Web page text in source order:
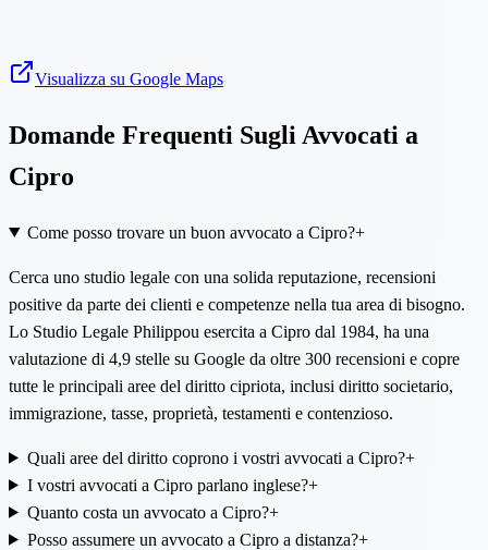
Visualizza su Google Maps
Domande Frequenti Sugli Avvocati a
Cipro
Come posso trovare un buon avvocato a Cipro?+
Cerca uno studio legale con una solida reputazione, recensioni
positive da parte dei clienti e competenze nella tua area di bisogno.
Lo Studio Legale Philippou esercita a Cipro dal 1984, ha una
valutazione di 4,9 stelle su Google da oltre 300 recensioni e copre
tutte le principali aree del diritto cipriota, inclusi diritto societario,
immigrazione, tasse, proprietà, testamenti e contenzioso.
Quali aree del diritto coprono i vostri avvocati a Cipro?+
I vostri avvocati a Cipro parlano inglese?+
Quanto costa un avvocato a Cipro?+
Posso assumere un avvocato a Cipro a distanza?+